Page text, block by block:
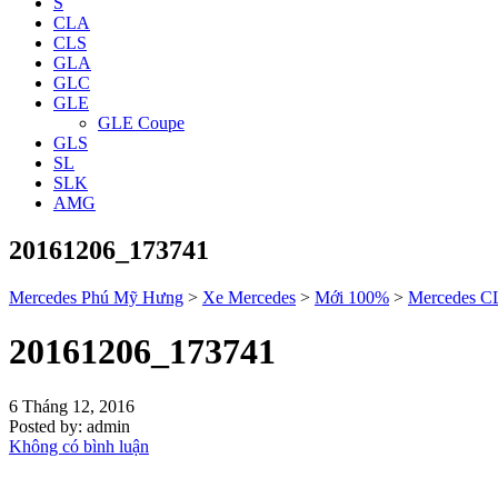
CLA
CLS
GLA
GLC
GLE
GLE Coupe
GLS
SL
SLK
AMG
20161206_173741
Mercedes Phú Mỹ Hưng > Xe Mercedes > Mới 100% > Mercedes
20161206_173741
6 Tháng 12, 2016
Posted by: admin
Không có bình luận